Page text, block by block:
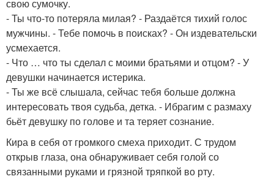
свою сумочку.
- Ты что-то потеряла милая? - Раздаётся тихий голос
мужчины. - Тебе помочь в поисках? - Он издевательски
усмехается.
- Что … что ты сделал с моими братьями и отцом? - У
девушки начинается истерика.
- Ты же всё слышала, сейчас тебя больше должна
интересовать твоя судьба, детка. - Ибрагим с размаху
бьёт девушку по голове и та теряет сознание.
Кира в себя от громкого смеха приходит. С трудом
открыв глаза, она обнаруживает себя голой со
связанными руками и грязной тряпкой во рту.